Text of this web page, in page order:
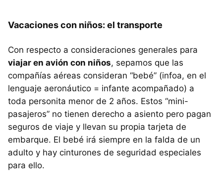
Vacaciones con niños: el transporte
Con respecto a consideraciones generales para
viajar en avión con niños, sepamos que las
compañías aéreas consideran “bebé” (infoa, en el
lenguaje aeronáutico = infante acompañado) a
toda personita menor de 2 años. Estos “mini-
pasajeros” no tienen derecho a asiento pero pagan
seguros de viaje y llevan su propia tarjeta de
embarque. El bebé irá siempre en la falda de un
adulto y hay cinturones de seguridad especiales
para ello.